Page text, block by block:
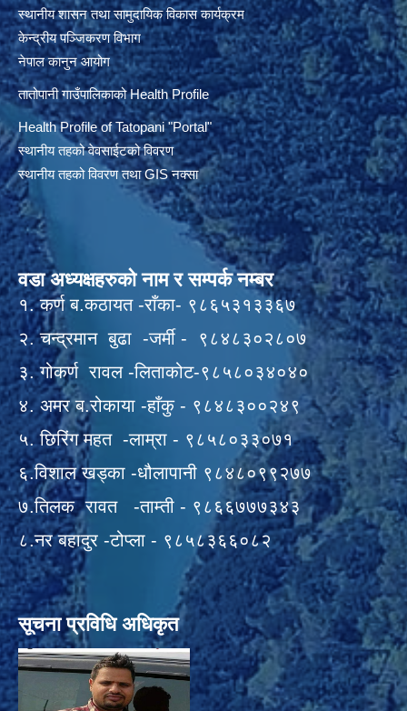
स्थानीय शासन तथा सामुदायिक विकास कार्यक्रम
केन्द्रीय पञ्जिकरण विभाग
नेपाल कानुन आयोग
तातोपानी गाउँपालिकाको Health Profile
Health Profile of Tatopani"Portal"
स्थानीय तहको वेवसाईटको विवरण
स्थानीय तहको विवरण तथा GIS नक्सा
वडा अध्यक्षहरुको नाम र सम्पर्क नम्बर
१. कर्ण ब.कठायत -राँका- ९८६५३१३३६७
२. चन्द्रमान बुढा -जर्मी - ९८४८३०२८०७
३. गोकर्ण रावल -लिताकोट-९८५८०३४०४०
४. अमर ब.रोकाया -हाँकु - ९८४८३००२४९
५. छिरिंग महत -लाम्रा - ९८५८०३३०७१
६.विशाल खड्का -धौलापानी ९८४८०९९२७७
७.तिलक रावत -ताम्ती - ९८६६७७७३४३
८.नर बहादुर -टोप्ला - ९८५८३६६०८२
सूचना प्रविधि अधिकृत